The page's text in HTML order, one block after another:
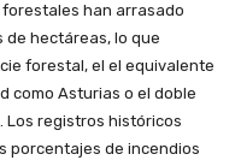
han arrasado
de hectáreas, lo que
forestal, el el equivalente
como Asturias o el doble
Los registros históricos
porcentajes de incendios